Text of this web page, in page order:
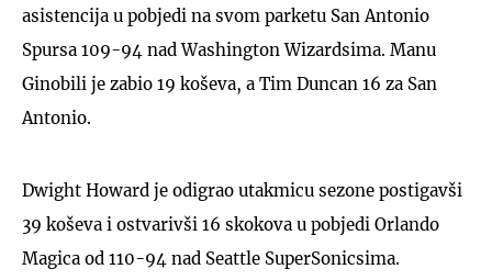
asistencija u pobjedi na svom parketu San Antonio
Spursa 109-94 nad Washington Wizardsima. Manu
Ginobili je zabio 19 koševa, a Tim Duncan 16 za San
Antonio.
Dwight Howard je odigrao utakmicu sezone postigavši
39 koševa i ostvarivši 16 skokova u pobjedi Orlando
Magica od 110-94 nad Seattle SuperSonicsima.